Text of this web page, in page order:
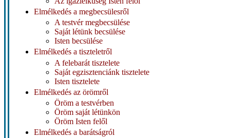
Elmélkedés a megbecsülesről
A testvér megbecsülése
Saját létünk becsülése
Isten becsülése
Elmélkedés a tiszteletről
A felebarát tisztelete
Saját egzisztenciánk tisztelete
Isten tisztelete
Elmélkedés az örömről
Öröm a testvérben
Öröm saját létünkön
Öröm Isten felől
Elmélkedés a barátságról